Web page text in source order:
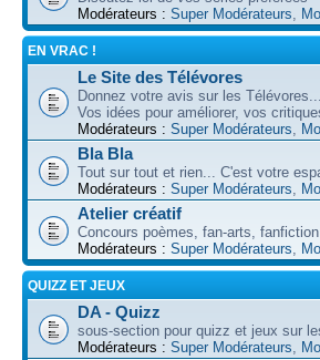
Modérateurs : Super Modérateurs
EN VRAC !
Le Site des Télévores
Donnez votre avis sur les Télévores...
Vos idées pour améliorer, vos
Modérateurs : Super Modérateurs
Bla Bla
Tout sur tout et rien... C'est votre
Modérateurs : Super Modérateurs
Atelier créatif
Concours poèmes, fan-arts, fanfiction
Modérateurs : Super Modérateurs
QUIZZ ET JEUX
DA - Quizz
sous-section pour quizz et jeux sur
Modérateurs : Super Modérateurs